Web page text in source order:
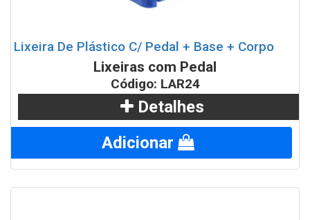
Lixeira De Plástico C/ Pedal + Base + Corpo
Lixeiras com Pedal
Código: LAR24
Detalhes
Adicionar